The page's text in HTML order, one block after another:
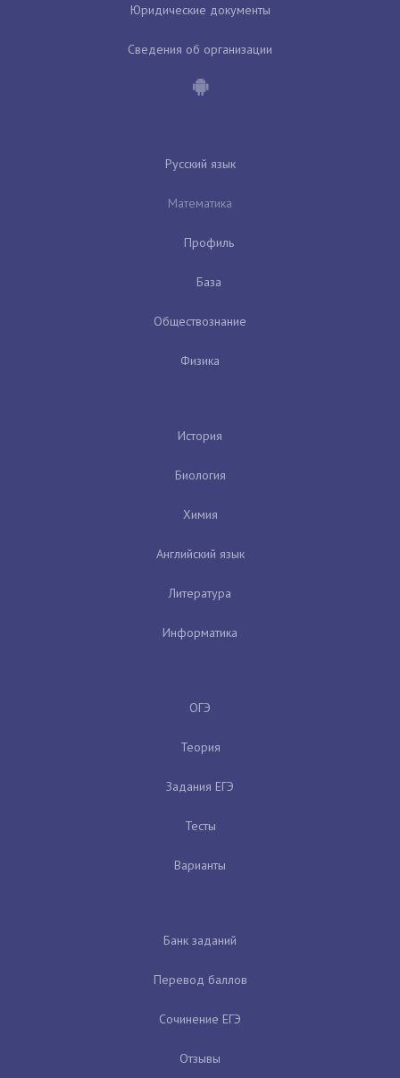
Юридические документы
Сведения об организации
Русский язык
Математика
Профиль
База
Обществознание
Физика
История
Биология
Химия
Английский язык
Литература
Информатика
ОГЭ
Теория
Задания ЕГЭ
Тесты
Варианты
Банк заданий
Перевод баллов
Сочинение ЕГЭ
Отзывы